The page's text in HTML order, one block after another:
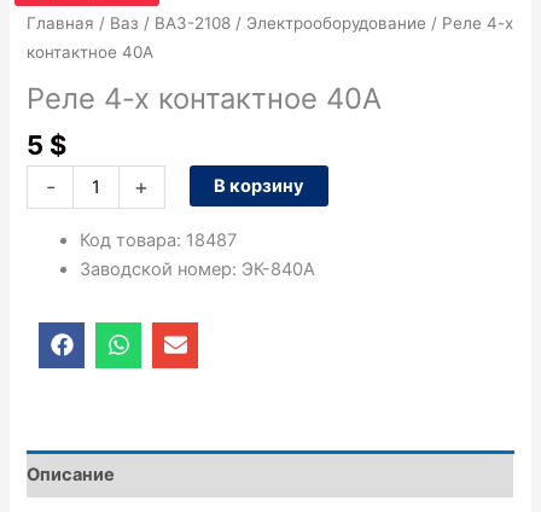
Главная / Ваз / ВАЗ-2108 / Электрооборудование / Реле 4-х
контактное 40А
Реле 4-х контактное 40А
5 $
-
Реле
4-
контактное
40А
+ В корзину
Код товара: 18487
Заводской номер: ЭК-840А
F
a
o
o
k
W
h
a
p
E
n
o
e
Описание